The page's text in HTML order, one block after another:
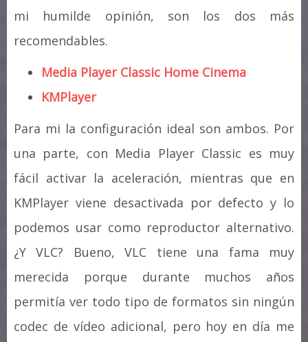
mi humilde opinión, son los dos más
recomendables.
Media Player Classic Home Cinema
KMPlayer
Para mi la configuración ideal son ambos. Por
una parte, con Media Player Classic es muy
fácil activar la aceleración, mientras que en
KMPlayer viene desactivada por defecto y lo
podemos usar como reproductor alternativo.
¿Y VLC? Bueno, VLC tiene una fama muy
merecida porque durante muchos años
permitía ver todo tipo de formatos sin ningún
codec de vídeo adicional, pero hoy en día me